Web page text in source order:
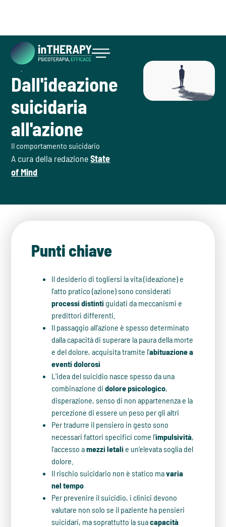
Inizia ora
July 30, 2026
Dall'ideazione
suicidaria
all'azione
Il comportamento suicidario
A cura della redazioneState
of Mind
Punti chiave
Il desiderio di togliersi la vita (ideazione) e
l'atto pratico (azione) sono considerati
processi distinti guidati da meccanismi e
predittori differenti.
Il passaggio all'azione è spesso determinato
dalla capacità di superare la paura della morte
e del dolore, acquisita tramite l'abituazione a
eventi dolorosi
L'idea del suicidio nasce spesso da una
combinazione didolore psicologico,
disperazione, senso di non appartenenza e la
percezione di essere un peso per gli altri
Per tradurre il pensiero in gesto sono
necessari fattori specifici come l'impulsività,
l'accesso amezzi letali e un'elevata soglia del
dolore.
Il rischio suicidario non è statico mavaria
nel tempo
Per prevenire il suicidio, i clinici devono
valutare non solo se il paziente ha pensieri
suicidari, ma soprattutto la suacapacità